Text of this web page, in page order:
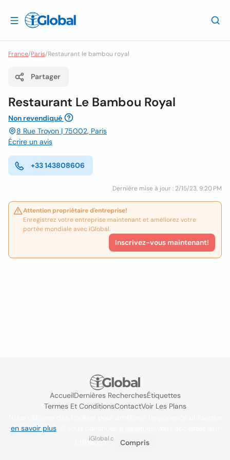
France/Paris/Restaurant le bambou royal
Partager
Restaurant Le Bambou Royal
Non revendiqué
8 Rue Troyon | 75002, Paris
Écrire un avis
+33 143808606
Dernière mise à jour : 2/15/23, 9:20 PM
Attention propriétaire d'entreprise!
Enregistrez votre entreprise maintenant et améliorez votre
portée mondiale avec iGlobal.
Inscrivez-vous maintenant!
AccueilDernières RecherchesÉtiquettes
Termes Et ConditionsContactVoir Les Plans
iGlobal.co @ 2024
en savoir plus. Si vous continuez à naviguer, vous acceptez leur
utilisation.
Compris